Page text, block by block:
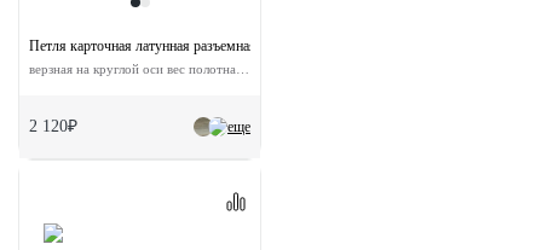
еще
Петля карточная латунная разъемная MB 120X80X3.5 AB R C правая с короной
2 120₽